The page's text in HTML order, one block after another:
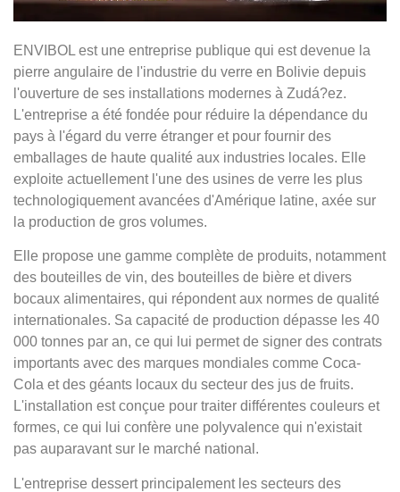
ENVIBOL est une entreprise publique qui est devenue la
pierre angulaire de l'industrie du verre en Bolivie depuis
l'ouverture de ses installations modernes à Zudá?ez.
L'entreprise a été fondée pour réduire la dépendance du
pays à l'égard du verre étranger et pour fournir des
emballages de haute qualité aux industries locales. Elle
exploite actuellement l'une des usines de verre les plus
technologiquement avancées d'Amérique latine, axée sur
la production de gros volumes.
Elle propose une gamme complète de produits, notamment
des bouteilles de vin, des bouteilles de bière et divers
bocaux alimentaires, qui répondent aux normes de qualité
internationales. Sa capacité de production dépasse les 40
000 tonnes par an, ce qui lui permet de signer des contrats
importants avec des marques mondiales comme Coca-
Cola et des géants locaux du secteur des jus de fruits.
L'installation est conçue pour traiter différentes couleurs et
formes, ce qui lui confère une polyvalence qui n'existait
pas auparavant sur le marché national.
L'entreprise dessert principalement les secteurs des